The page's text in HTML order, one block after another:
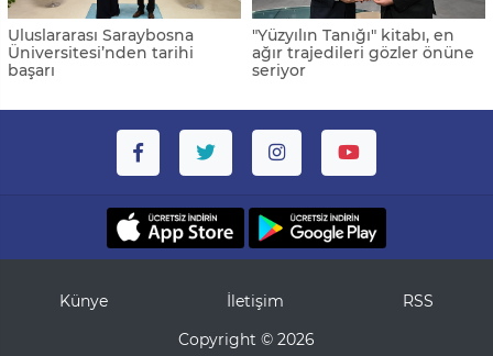
Uluslararası Saraybosna
Üniversitesi’nden tarihi
başarı
"Yüzyılın Tanığı" kitabı, en
ağır trajedileri gözler önüne
seriyor
Künye İletişim
RSS
Copyright © 2026